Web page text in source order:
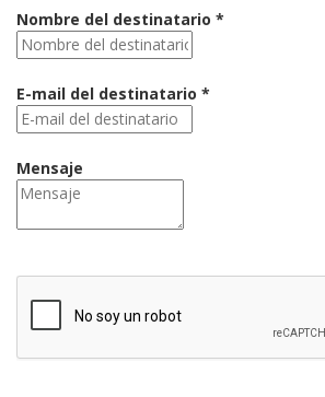
Nombre del destinatario *
E-mail del destinatario *
Mensaje